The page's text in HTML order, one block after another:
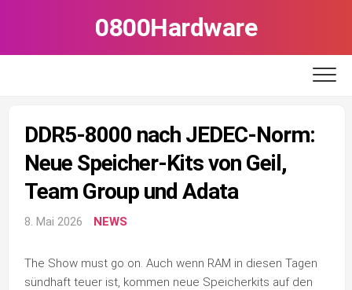
0800Hardware
DDR5-8000 nach JEDEC-Norm:
Neue Speicher-Kits von Geil,
Team Group und Adata
8. Mai 2026 NEWS
The Show must go on. Auch wenn RAM in diesen Tagen
sündhaft teuer ist, kommen neue Speicherkits auf den